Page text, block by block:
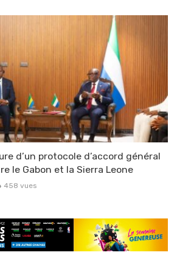
d’un protocole d’accord général
le Gabon et la Sierra Leone
458 vues